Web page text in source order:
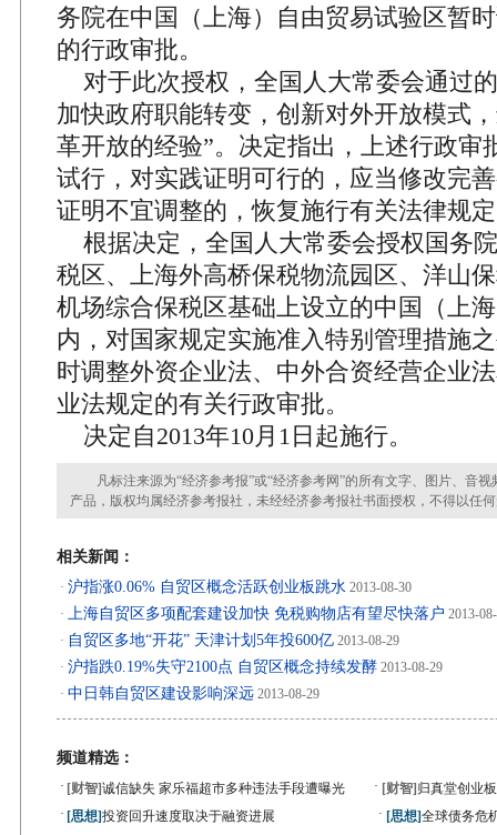
务院在中国（上海）自由贸易试验区暂
的行政审批。
对于此次授权，全国人大常委会通过
加快政府职能转变，创新对外开放模式
革开放的经验”。决定指出，上述行政审
试行，对实践证明可行的，应当修改完
证明不宜调整的，恢复施行有关法律规
根据决定，全国人大常委会授权国务
税区、上海外高桥保税物流园区、洋山
机场综合保税区基础上设立的中国（上
内，对国家规定实施准入特别管理措施
时调整外资企业法、中外合资经营企业
业法规定的有关行政审批。
决定自2013年10月1日起施行。
凡标注来源为“经济参考报”或“经济参考网”的所有文字、图片、音视
产品，版权均属经济参考报社，未经经济参考报社书面授权，不得以任
相关新闻：
· 沪指涨0.06% 自贸区概念活跃创业板跳水 2013-08-30
· 上海自贸区多项配套建设加快 免税购物店有望尽快落户 2013-
· 自贸区多地“开花” 天津计划5年投600亿 2013-08-29
· 沪指跌0.19%失守2100点 自贸区概念持续发酵 2013-08-29
· 中日韩自贸区建设影响深远 2013-08-29
频道精选：
· [财智]诚信缺失 家乐福超市多种违法手段遭曝光 · [财智] 归真堂创业
· [思想]投资回升速度取决于融资进展 · [思想]全球债务危